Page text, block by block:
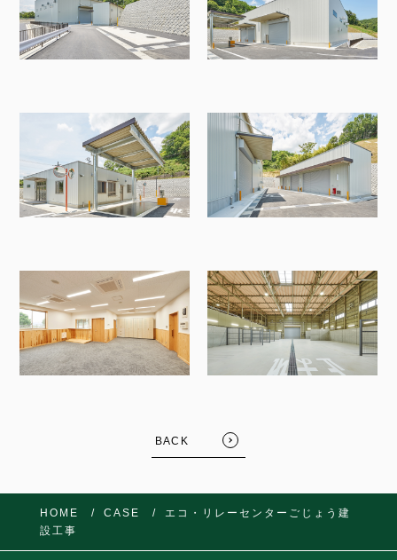
FOLLOW US:
BACK
HOME CASE
エコ・リレーセンターごじょう建
設工事